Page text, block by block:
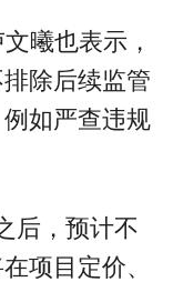
曦也表示，
除后续监管
如严查违规
后，预计不
项目定价、